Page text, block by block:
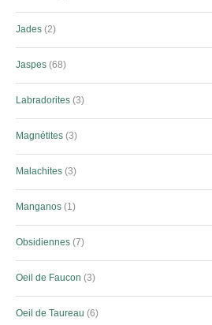
Jades 2
Jaspes 68
Labradorites 3
Magnétites 3
Malachites 3
Manganos 1
Obsidiennes 7
Oeil de Faucon 3
Oeil de Taureau 6